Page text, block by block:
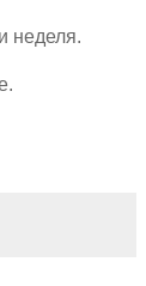
неделя.